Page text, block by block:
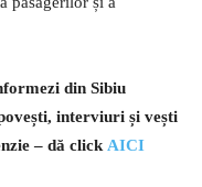
din Sibiu
interviuri și vești
– dă click AICI